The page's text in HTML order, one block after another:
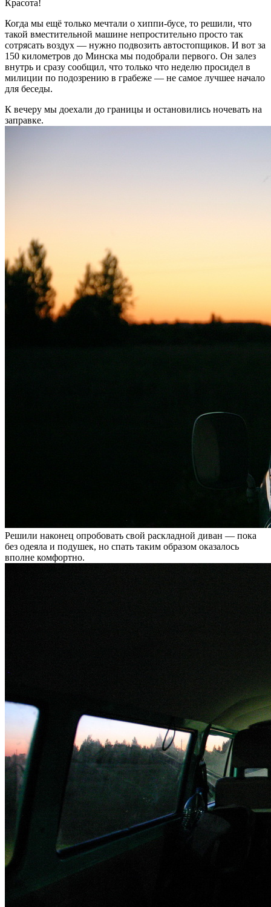
Красота!
Когда мы ещё только мечтали о хиппи-бусе, то решили, что
такой вместительной машине непростительно просто так
сотрясать воздух — нужно подвозить автостопщиков. И вот за
150 километров до Минска мы подобрали первого. Он залез
внутрь и сразу сообщил, что только что неделю просидел в
милиции по подозрению в грабеже — не самое лучшее начало
для беседы.
К вечеру мы доехали до границы и остановились ночевать на
заправке.
Решили наконец опробовать свой раскладной диван — пока
без одеяла и подушек, но спать таким образом оказалось
вполне комфортно.